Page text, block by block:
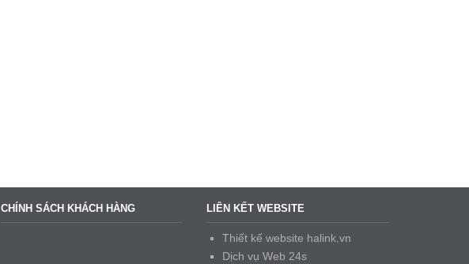
CHÍNH SÁCH KHÁCH HÀNG LIÊN KẾT WEBSITE
Thiết kế website halink.vn
Dịch vụ Web 24s